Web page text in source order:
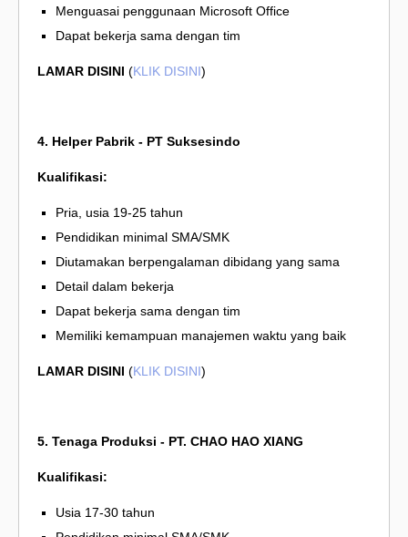
Menguasai penggunaan Microsoft Office
Dapat bekerja sama dengan tim
LAMAR DISINI (KLIK DISINI)
4. Helper Pabrik - PT Suksesindo
Kualifikasi:
Pria, usia 19-25 tahun
Pendidikan minimal SMA/SMK
Diutamakan berpengalaman dibidang yang sama
Detail dalam bekerja
Dapat bekerja sama dengan tim
Memiliki kemampuan manajemen waktu yang baik
LAMAR DISINI (KLIK DISINI)
5. Tenaga Produksi - PT. CHAO HAO XIANG
Kualifikasi:
Usia 17-30 tahun